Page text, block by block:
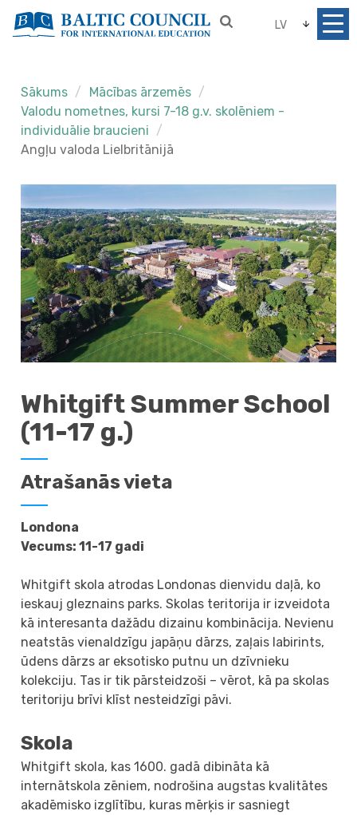
LV
Sākums
Mācības ārzemēs
Valodu nometnes, kursi 7-18 g.v. skolēniem -
individuālie braucieni
Angļu valoda Lielbritānijā
Whitgift Summer School
(11-17 g.)
Atrašanās vieta
Londona
Vecums: 11-17 gadi
Whitgift skola atrodas Londonas dienvidu daļā, ko
ieskauj gleznains parks. Skolas teritorija ir izveidota
kā interesanta dažādu dizainu kombinācija. Nevienu
neatstās vienaldzīgu japāņu dārzs, zaļais labirints,
ūdens dārzs ar eksotisko putnu un dzīvnieku
kolekciju. Tas ir tik pārsteidzoši – vērot, kā pa skolas
teritoriju brīvi klīst nesteidzīgi pāvi.
Skola
Whitgift skola, kas 1600. gadā dibināta kā
internātskola zēniem, nodrošina augstas kvalitātes
akadēmisko izglītību, kuras mērķis ir sasniegt